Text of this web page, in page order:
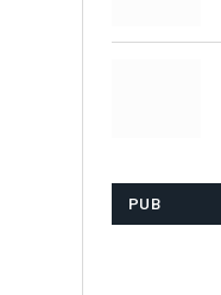
PUB